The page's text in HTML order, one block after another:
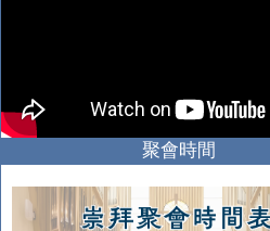
聚會時間